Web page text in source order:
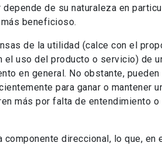
de su naturaleza en
beneficioso.
de la utilidad (calce con el
el uso del producto o servicio) de
en general. No obstante,
para ganar o mantener
más por falta de entendimiento
direccional, lo que, en